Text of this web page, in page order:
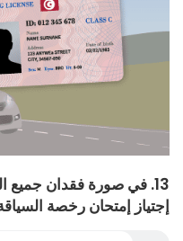
13. في صورة فقدان جميع
إجتياز إمتحان رخصة السياقة إلا